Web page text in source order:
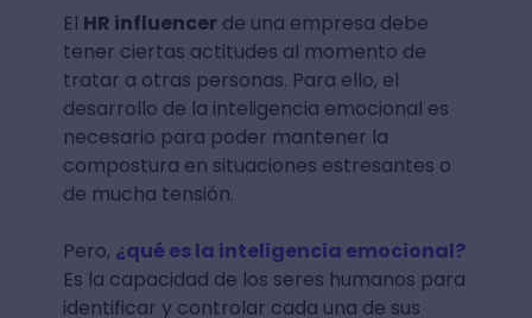
El HR influencer de una empresa debe
tener ciertas actitudes al momento de
tratar a otras personas. Para ello, el
desarrollo de la inteligencia emocional es
necesario para poder mantener la
compostura en situaciones estresantes o
de mucha tensión.
Pero, ¿qué es la inteligencia emocional?
Es la capacidad de los seres humanos para
identificar y controlar cada una de sus